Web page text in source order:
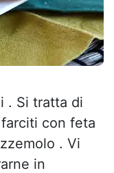
. Si tratta di
con feta
. Vi
in